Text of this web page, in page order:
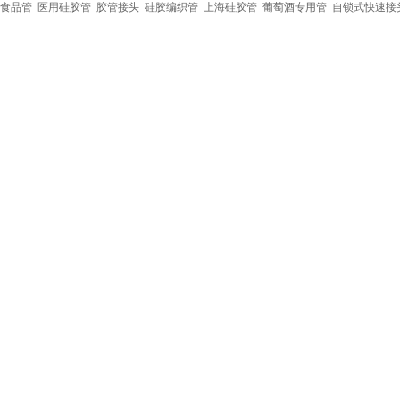
食品管 医用硅胶管 胶管接头 硅胶编织管 上海硅胶管 葡萄酒专用管 自锁式快速接